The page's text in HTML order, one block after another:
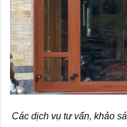
Các dịch vụ tư vấn, khảo